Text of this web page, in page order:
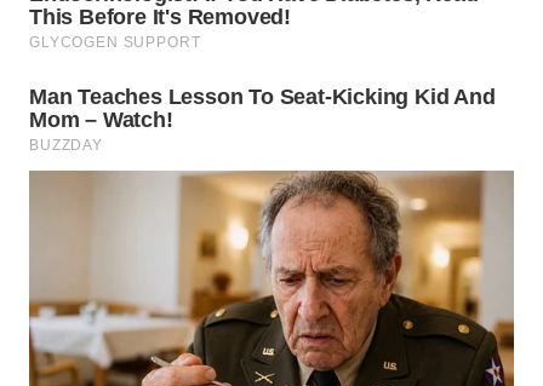
BOGOR
WN
UTARA
WN